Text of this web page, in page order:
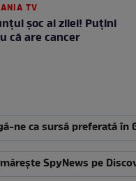
TV
şoc al zilei! Puţini
că are cancer
ne ca sursă preferată în
SpyNews pe